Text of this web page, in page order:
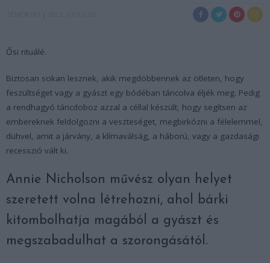
Ősi rituálé.
Biztosan sokan lesznek, akik megdöbbennek az ötleten, hogy
feszültséget vagy a gyászt egy bódéban táncolva éljék meg. Pedig
a rendhagyó táncdoboz azzal a céllal készült, hogy segítsen az
embereknek feldolgozni a veszteséget, megbirkózni a félelemmel,
dühvel, amit a járvány, a klímaválság, a háború, vagy a gazdasági
recesszió vált ki.
Annie Nicholson művész olyan helyet
szeretett volna létrehozni, ahol bárki
kitombolhatja magából a gyászt és
megszabadulhat a szorongásától.